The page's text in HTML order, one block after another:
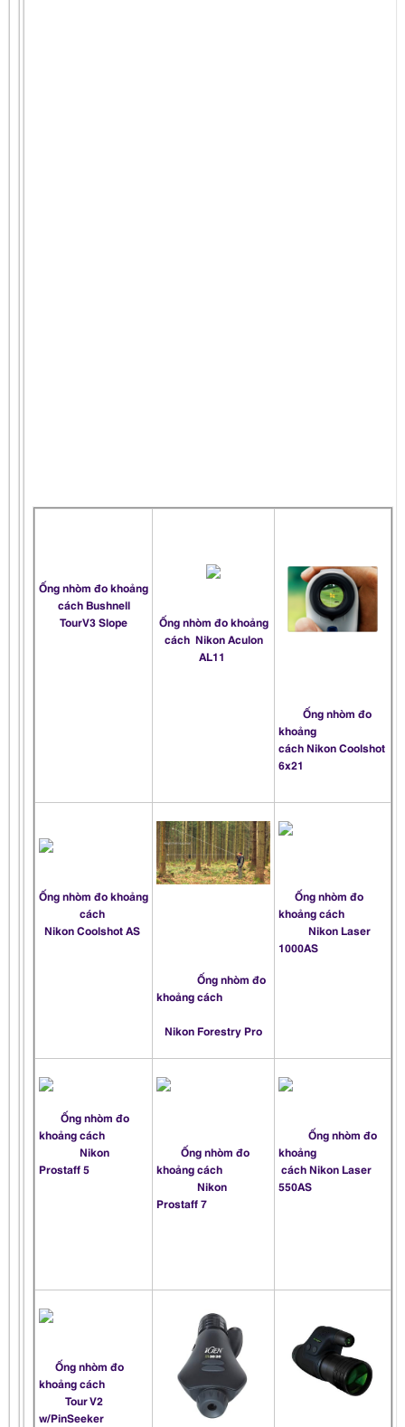
Ống nhòm đo khoảng
cách Bushnell
TourV3 Slope
Ống nhòm đo khoảng
cách Nikon Aculon
AL11
Ống nhòm đo
khoảng
cáchNikon Coolshot
6x21
Ống nhòm đo khoảng
cách
Nikon Coolshot AS
Ống nhòm đo
khoảng cách
Nikon Forestry Pro
Ống nhòm đo
khoảng cách
Nikon Laser
1000AS
Ống nhòm đo
khoảng cách
Nikon
Prostaff 5
Ốngnhòm đo
khoảng cách
Nikon
Prostaff 7
Ốngnhòm đo
khoảng
cáchNikon Laser
550AS
Ống nhòm đo
khoảng cách
Tour V2
w/PinSeeker